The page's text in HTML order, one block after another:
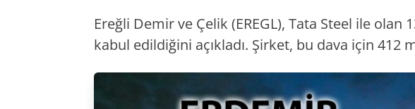
Ereğli Demir ve Çelik (EREGL), Tata Steel ile olan
kabul edildiğini açıkladı. Şirket, bu dava için 412